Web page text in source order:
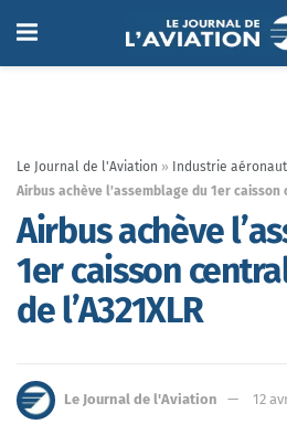
Le Journal de l'Aviation » Industrie
Airbus achève l’assemblage du 1er caisson
Airbus achève
1er caisson
de l’A321XLR
Le Journal de l'Aviation 12